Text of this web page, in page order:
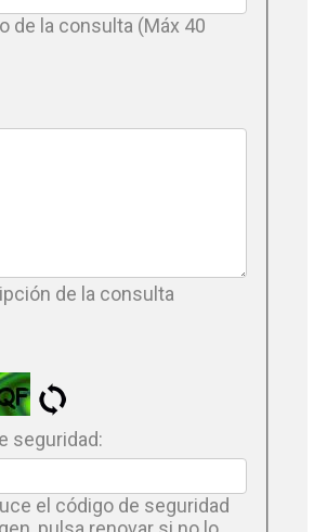
de la consulta (Máx 40
de la consulta
seguridad:
el código de seguridad